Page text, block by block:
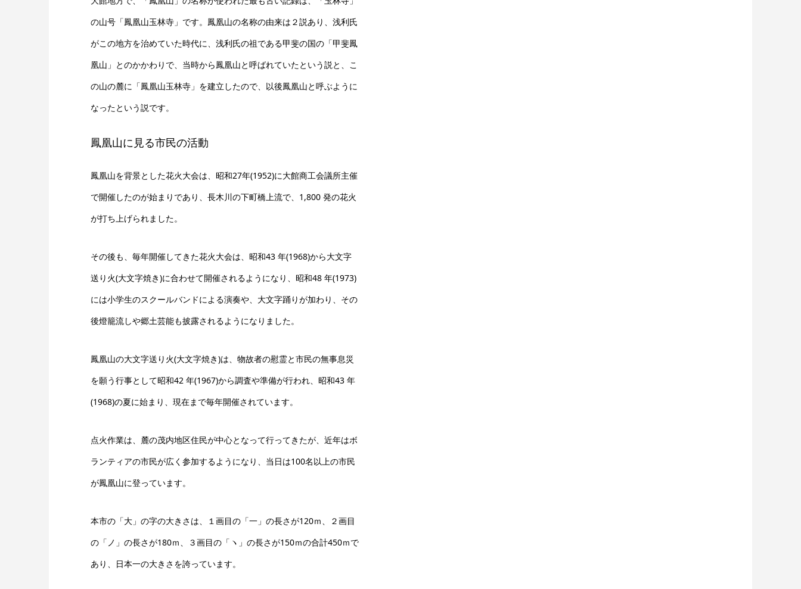
の山号「鳳凰山玉林寺」です。鳳凰山の名称の由来は２説あり、浅利氏
がこの地方を治めていた時代に、浅利氏の祖である甲斐の国の「甲斐鳳
凰山」とのかかわりで、当時から鳳凰山と呼ばれていたという説と、こ
の山の麓に「鳳凰山玉林寺」を建立したので、以後鳳凰山と呼ぶように
なったという説です。
鳳凰山に見る市民の活動
鳳凰山を背景とした花火大会は、昭和27年(1952)に大館商工会議所主催
で開催したのが始まりであり、長木川の下町橋上流で、1,800 発の花火
が打ち上げられました。
その後も、毎年開催してきた花火大会は、昭和43 年(1968)から大文字
送り火(大文字焼き)に合わせて開催されるようになり、昭和48 年(1973)
には小学生のスクールバンドによる演奏や、大文字踊りが加わり、その
後燈籠流しや郷土芸能も披露されるようになりました。
鳳凰山の大文字送り火(大文字焼き)は、物故者の慰霊と市民の無事息災
を願う行事として昭和42 年(1967)から調査や準備が行われ、昭和43 年
(1968)の夏に始まり、現在まで毎年開催されています。
点火作業は、麓の茂内地区住民が中心となって行ってきたが、近年はボ
ランティアの市民が広く参加するようになり、当日は100名以上の市民
が鳳凰山に登っています。
本市の「大」の字の大きさは、１画目の「一」の長さが120ｍ、２画目
の「ノ」の長さが180ｍ、３画目の「ヽ」の長さが150ｍの合計450ｍで
あり、日本一の大きさを誇っています。